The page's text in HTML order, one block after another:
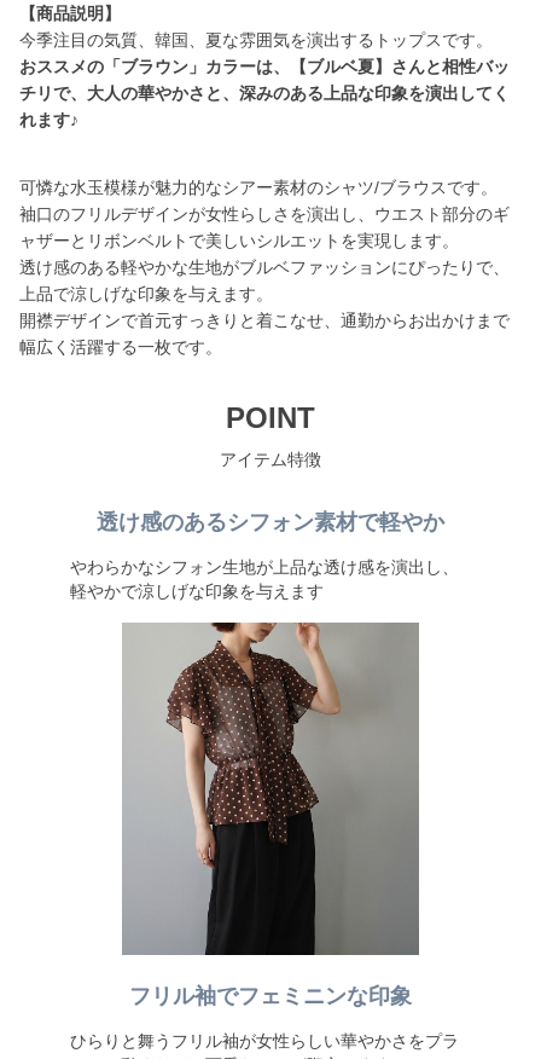
【商品説明】
おススメの「ブラウン」カラーは、【ブルベ夏】さんと相性バッ
チリで、大人の華やかさと、深みのある上品な印象を演出してく
れます♪
可憐な水玉模様が魅力的なシアー素材のシャツ/ブラウスです。
袖口のフリルデザインが女性らしさを演出し、ウエスト部分のギ
ャザーとリボンベルトで美しいシルエットを実現します。
透け感のある軽やかな生地がブルベファッションにぴったりで、
上品で涼しげな印象を与えます。
開襟デザインで首元すっきりと着こなせ、通勤からお出かけまで
幅広く活躍する一枚です。
POINT
アイテム特徴
透け感のあるシフォン素材で軽やか
やわらかなシフォン生地が上品な透け感を演出し、
軽やかで涼しげな印象を与えます
フリル袖でフェミニンな印象
ひらりと舞うフリル袖が女性らしい華やかさをプラ